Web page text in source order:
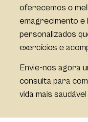
oferecemos o
emagrecimento e
personalizados
exercícios e
Envie-nos agora
consulta para
vida mais